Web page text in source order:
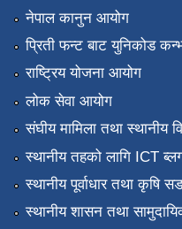
नेपाल कानुन आयोग
प्रिती फन्ट बाट युनिकोड
राष्ट्रिय योजना आयोग
लोक सेवा आयोग
संघीय मामिला तथा स्थानीय
स्थानीय तहको लागि ICT
स्थानीय पूर्वाधार तथा कृषि
स्थानीय शासन तथा